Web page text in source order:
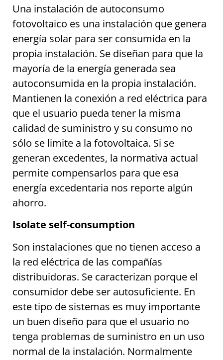
Una instalación de autoconsumo
fotovoltaico es una instalación que genera
energía solar para ser consumida en la
propia instalación. Se diseñan para que la
mayoría de la energía generada sea
autoconsumida en la propia instalación.
Mantienen la conexión a red eléctrica para
que el usuario pueda tener la misma
calidad de suministro y su consumo no
sólo se limite a la fotovoltaica. Si se
generan excedentes, la normativa actual
permite compensarlos para que esa
energía excedentaria nos reporte algún
ahorro.
Isolate self-consumption
Son instalaciones que no tienen acceso a
la red eléctrica de las compañías
distribuidoras. Se caracterizan porque el
consumidor debe ser autosuficiente. En
este tipo de sistemas es muy importante
un buen diseño para que el usuario no
tenga problemas de suministro en un uso
normal de la instalación. Normalmente